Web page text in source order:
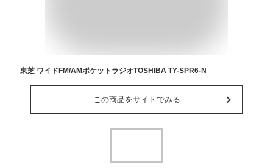
東芝 ワイドFM/AMポケットラジオTOSHIBA TY-SPR6-N
この商品をサイトでみる